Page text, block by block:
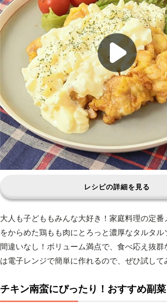
レシピの詳細を見る
大人も子どももみんな大好き！家庭料理の定
をからめた鶏もも肉にとろっと濃厚なタルタ
間違いなし！ボリューム満点で、食べ応え抜
は電子レンジで簡単に作れるので、ぜひ試して
チキン南蛮にぴったり！おすすめ副